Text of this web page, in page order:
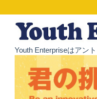
Youth Enterpriseはアン